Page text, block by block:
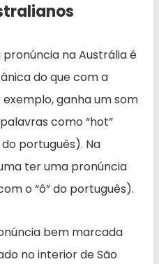
na Austrália é
do que com a
ganha um som
como “hot”
do português). Na
ter uma pronúncia
o “ô” do português).
bem marcada
no interior de São